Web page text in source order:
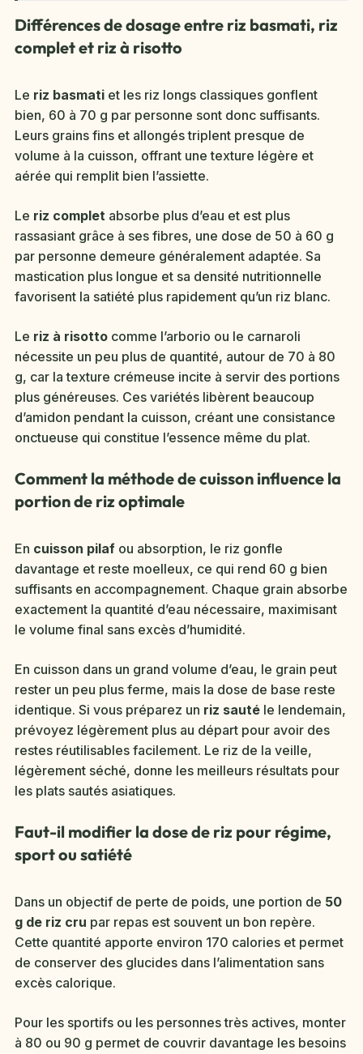
Différences de dosage entre riz basmati, riz
complet et riz à risotto
Le riz basmati et les riz longs classiques gonflent
bien, 60 à 70 g par personne sont donc suffisants.
Leurs grains fins et allongés triplent presque de
volume à la cuisson, offrant une texture légère et
aérée qui remplit bien l’assiette.
Le riz complet absorbe plus d’eau et est plus
rassasiant grâce à ses fibres, une dose de 50 à 60 g
par personne demeure généralement adaptée. Sa
mastication plus longue et sa densité nutritionnelle
favorisent la satiété plus rapidement qu’un riz blanc.
Le riz à risotto comme l’arborio ou le carnaroli
nécessite un peu plus de quantité, autour de 70 à 80
g, car la texture crémeuse incite à servir des portions
plus généreuses. Ces variétés libèrent beaucoup
d’amidon pendant la cuisson, créant une consistance
onctueuse qui constitue l’essence même du plat.
Comment la méthode de cuisson influence la
portion de riz optimale
En cuisson pilaf ou absorption, le riz gonfle
davantage et reste moelleux, ce qui rend 60 g bien
suffisants en accompagnement. Chaque grain absorbe
exactement la quantité d’eau nécessaire, maximisant
le volume final sans excès d’humidité.
En cuisson dans un grand volume d’eau, le grain peut
rester un peu plus ferme, mais la dose de base reste
identique. Si vous préparez un riz sauté le lendemain,
prévoyez légèrement plus au départ pour avoir des
restes réutilisables facilement. Le riz de la veille,
légèrement séché, donne les meilleurs résultats pour
les plats sautés asiatiques.
Faut-il modifier la dose de riz pour régime,
sport ou satiété
Dans un objectif de perte de poids, une portion de 50
g de riz cru par repas est souvent un bon repère.
Cette quantité apporte environ 170 calories et permet
de conserver des glucides dans l’alimentation sans
excès calorique.
Pour les sportifs ou les personnes très actives, monter
à 80 ou 90 g permet de couvrir davantage les besoins